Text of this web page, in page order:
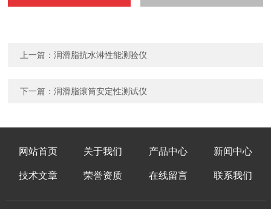
上一篇：润滑脂抗水淋性能测验仪
下一篇：润滑脂滚筒安定性测试仪
网站首页 关于我们 产品中心 新闻中心
技术文章 荣誉资质 在线留言 联系我们